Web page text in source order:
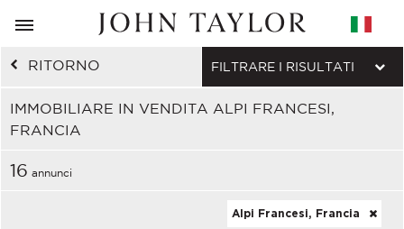
RITORNO
IMMOBILIARE IN VENDITA ALPI FRANCESI,
FRANCIA
FILTRARE I RISULTATI
16 annunci
Alpi Francesi, Francia